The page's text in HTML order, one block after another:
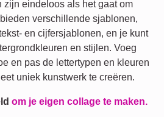
zijn eindeloos als het gaat om
verschillende sjablonen,
en cijfersjablonen, en je kunt
en stijlen. Voeg
en pas de lettertypen en kleuren
uniek kunstwerk te creëren.
om je eigen collage te maken.